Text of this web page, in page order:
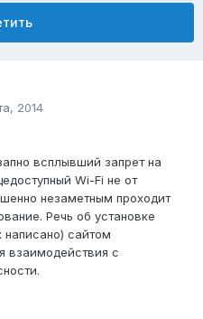
2014
всплывший запрет на
Wi-Fi не от
незаметным проходит
Речь об установке
сайтом
взаимодействия с